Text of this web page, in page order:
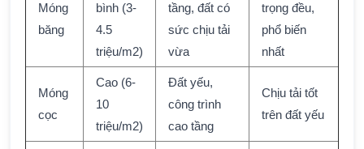
Móng
băng
bình (3-
4.5
triệu/m2)
tầng, đất có
sức chịu tải
vừa
trọng đều,
phổ biến
nhất
Móng
cọc
Cao (6-
10
triệu/m2)
Đất yếu,
công trình
cao tầng
Chịu tải tốt
trên đất yếu